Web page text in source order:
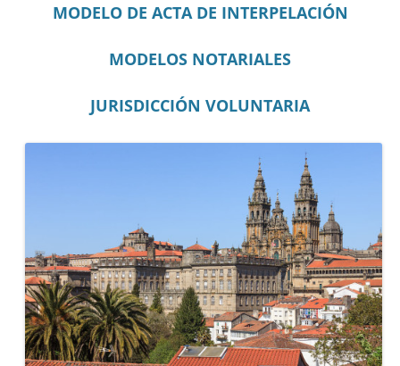
MODELO DE ACTA DE INTERPELACIÓN
MODELOS NOTARIALES
JURISDICCIÓN VOLUNTARIA